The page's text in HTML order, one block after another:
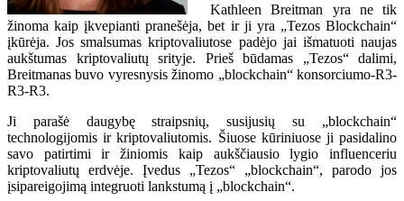
Kathleen Breitman yra ne tik
žinoma kaip įkvepianti pranešėja, bet ir ji yra „Tezos Blockchain“
įkūrėja. Jos smalsumas kriptovaliutose padėjo jai išmatuoti naujas
aukštumas kriptovaliutų srityje. Prieš būdamas „Tezos“ dalimi,
Breitmanas buvo vyresnysis žinomo „blockchain“ konsorciumo-R3-
R3-R3.
Ji parašė daugybę straipsnių, susijusių su „blockchain“
technologijomis ir kriptovaliutomis. Šiuose kūriniuose ji pasidalino
savo patirtimi ir žiniomis kaip aukščiausio lygio influenceriu
kriptovaliutų erdvėje. Įvedus „Tezos“ „blockchain“, parodo jos
įsipareigojimą integruoti lankstumą į „blockchain“.